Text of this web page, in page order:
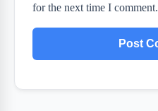
for the next time I comment.